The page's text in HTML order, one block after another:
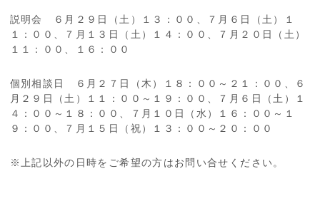
説明会 ６月２９日（土）１３：００、７月６日（土）１
１：００、７月１３日（土）１４：００、７月２０日（土）
１１：００、１６：００
個別相談日 ６月２７日（木）１８：００～２１：００、６
月２９日（土）１１：００～１９：００、７月６日（土）１
４：００～１８：００、７月１０日（水）１６：００～１
９：００、７月１５日（祝）１３：００～２０：００
※上記以外の日時をご希望の方はお問い合せください。